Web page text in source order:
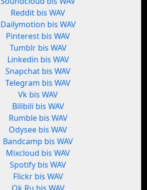
Reddit bis WAV
Dailymotion bis WAV
Pinterest bis WAV
Tumblr bis WAV
Linkedin bis WAV
Snapchat bis WAV
Telegram bis WAV
Vk bis WAV
Bilibili bis WAV
Rumble bis WAV
Odysee bis WAV
Bandcamp bis WAV
Mixcloud bis WAV
Spotify bis WAV
Flickr bis WAV